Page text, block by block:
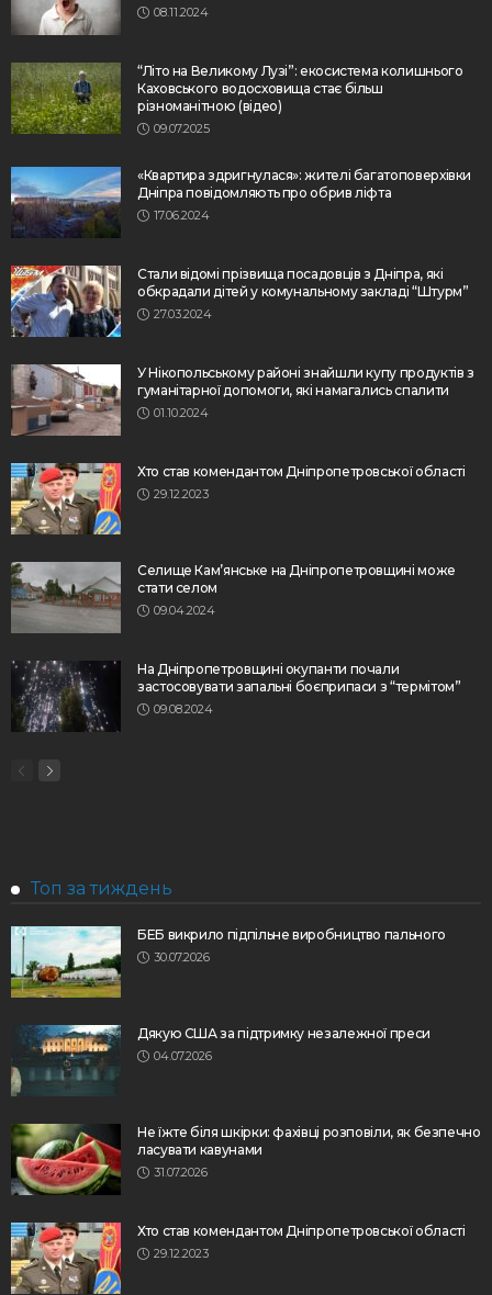
08.11.2024
“Літо на Великому Лузі”: екосистема колишнього
Каховського водосховища стає більш
різноманітною (відео)
09.07.2025
«Квартира здригнулася»: жителі багатоповерхівки
Дніпра повідомляють про обрив ліфта
17.06.2024
Стали відомі прізвища посадовців з Дніпра, які
обкрадали дітей у комунальному закладі “Штурм”
27.03.2024
У Нікопольському районі знайшли купу продуктів з
гуманітарної допомоги, які намагались спалити
01.10.2024
Хто став комендантом Дніпропетровської області
29.12.2023
Селище Кам’янське на Дніпропетровщині може
стати селом
09.04.2024
На Дніпропетровщині окупанти почали
застосовувати запальні боєприпаси з “термітом”
09.08.2024
Топ за тиждень
БЕБ викрило підпільне виробництво пального
30.07.2026
Дякую США за підтримку незалежної преси
04.07.2026
Не їжте біля шкірки: фахівці розповіли, як безпечно
ласувати кавунами
31.07.2026
Хто став комендантом Дніпропетровської області
29.12.2023